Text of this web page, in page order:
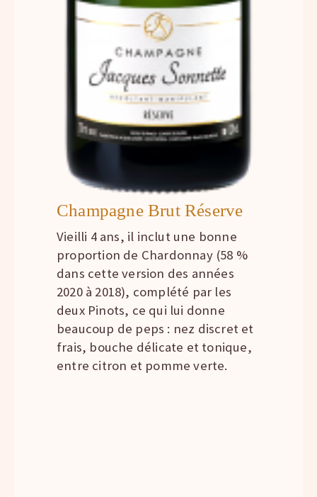
Champagne Brut Réserve
Vieilli 4 ans, il inclut une bonne
proportion de Chardonnay (58 %
dans cette version des années
2020 à 2018), complété par les
deux Pinots, ce qui lui donne
beaucoup de peps : nez discret et
frais, bouche délicate et tonique,
entre citron et pomme verte.